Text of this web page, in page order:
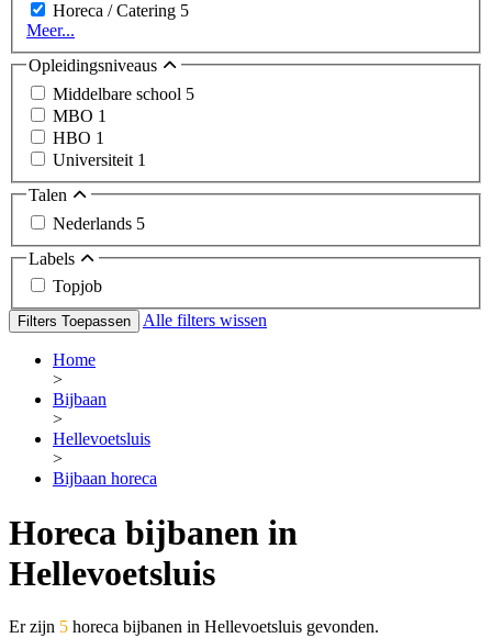
Horeca / Catering 5
Meer...
Opleidingsniveaus
Middelbare school 5
MBO 1
HBO 1
Universiteit 1
Talen
Nederlands 5
Labels
Topjob
Filters Toepassen Alle filters wissen
Home
>
Bijbaan
>
Hellevoetsluis
>
Bijbaan horeca
Horeca bijbanen in
Hellevoetsluis
Er zijn 5 horeca bijbanen in Hellevoetsluis gevonden.